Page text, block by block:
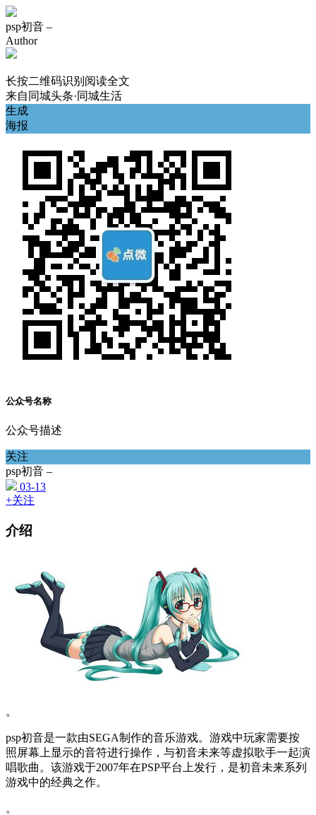
psp初音 –
Author
长按二维码识别阅读全文
来自 同城头条·同城生活
生成
海报
公众号名称
公众号描述
关注
psp初音 –
03-13
+关注
介绍
。
psp初音是一款由SEGA制作的音乐游戏。游戏中玩家需要按
照屏幕上显示的音符进行操作，与初音未来等虚拟歌手一起演
唱歌曲。该游戏于2007年在PSP平台上发行，是初音未来系列
游戏中的经典之作。
。